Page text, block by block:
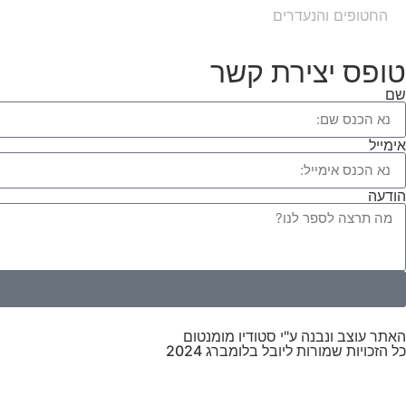
החטופים והנעדרים
טופס יצירת קשר
שם
אימייל
הודעה
האתר עוצב ונבנה ע"י סטודיו מומנטום
כל הזכויות שמורות ליובל בלומברג 2024